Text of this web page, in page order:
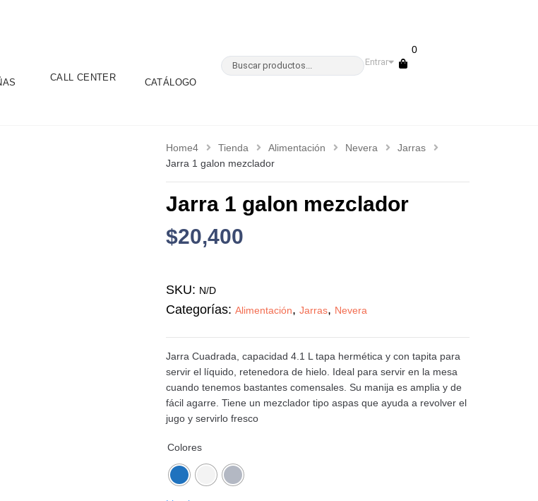
CALL CENTER CATÁLOGO
Entrar
0
Home4 Tienda Alimentación Nevera
Jarras
Jarra 1 galon mezclador
Jarra 1 galon mezclador
$20,400
SKU: N/D
Categorías: Alimentación, Jarras, Nevera
Jarra Cuadrada, capacidad 4.1 L tapa hermética y con tapita para
servir el líquido, retenedora de hielo. Ideal para servir en la mesa
cuando tenemos bastantes comensales. Su manija es amplia y de
fácil agarre. Tiene un mezclador tipo aspas que ayuda a revolver el
jugo y servirlo fresco
Colores